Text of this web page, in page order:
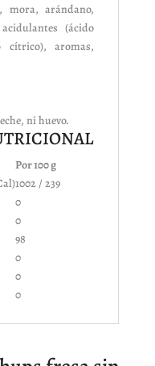
mora, arándano,
(ácido
cítrico), aromas,
ni huevo.
Por 100 g
1002 / 239
0
0
98
0
0
0